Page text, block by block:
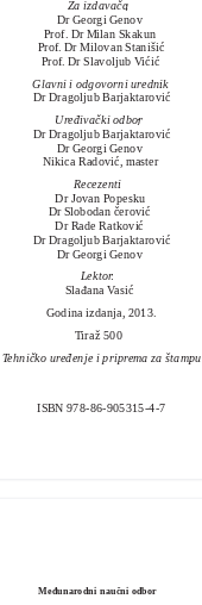
Za izdavača:
Dr Georgi Genov
Prof. Dr Milan Skakun
Prof. Dr Milovan Stanišić
Prof. Dr Slavoljub Vićić
Glavni i odgovorni urednik
:
Dr Dragoljub Barjaktarović
Uređivački odbor
:
Dr Dragoljub Barjaktarović
Dr Georgi Genov
Nikica Radović, master
Recezenti:
Dr Jovan Popesku
Dr Slobodan čerović
Dr Rade Ratković
Dr Dragoljub Barjaktarović
Dr Georgi Genov
Lektor:
Slađana Vasić
Godina izdanja, 2013.
Tiraž 500
Tehničko uređenje i priprema za štampu
:
ISBN 978-86-905315-4-7
Međunarodni naučni odbor